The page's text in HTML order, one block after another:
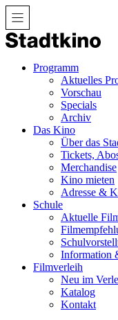
Zum
Inhalt
Programm
Aktuelles
Vorschau
Specials
Archiv
Das Kino
Über das
Tickets,
Merchandise
Kino mieten
Adresse &
Schule
Aktuelle
Information
Filmverleih
Neu im
Katalog
Kontakt